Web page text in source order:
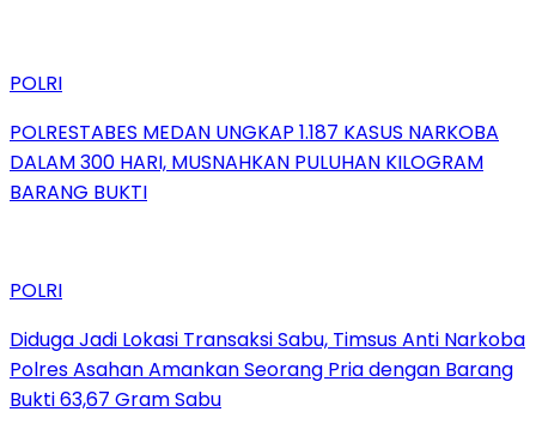
POLRI
POLRESTABES MEDAN UNGKAP 1.187 KASUS NARKOBA
DALAM 300 HARI, MUSNAHKAN PULUHAN KILOGRAM
BARANG BUKTI
POLRI
Diduga Jadi Lokasi Transaksi Sabu, Timsus Anti Narkoba
Polres Asahan Amankan Seorang Pria dengan Barang
Bukti 63,67 Gram Sabu